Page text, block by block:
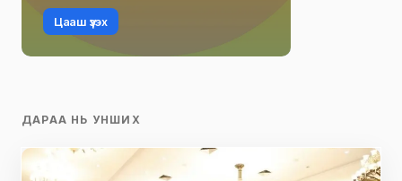
Цааш үзэх
ДАРАА НЬ УНШИХ